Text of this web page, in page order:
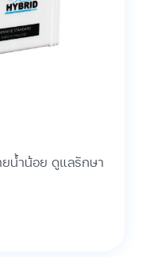
น้ำน้อย ดูแลรักษา